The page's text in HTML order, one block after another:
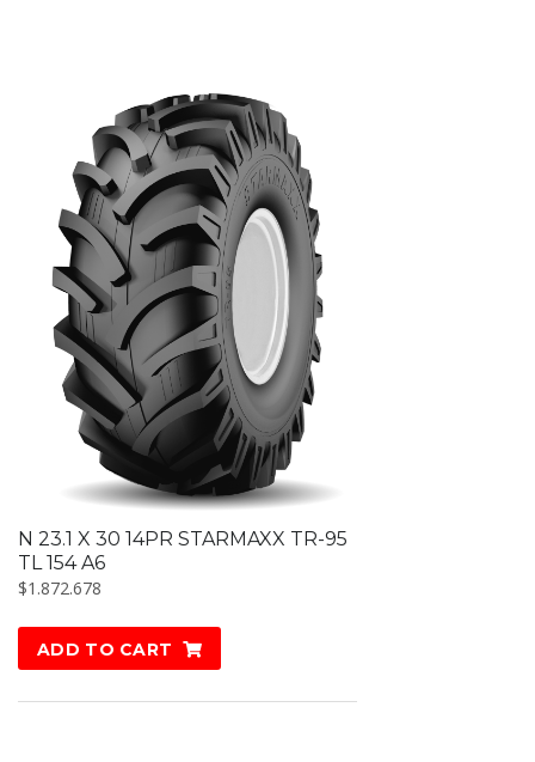
N 23.1 X 30 14PR STARMAXX TR-95
TL 154 A6
$1.872.678
ADD TO CART